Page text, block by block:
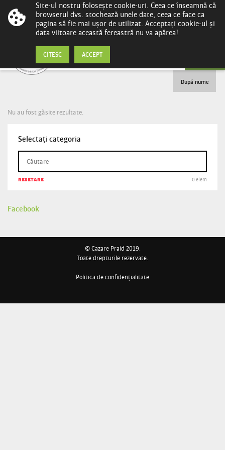
Închiriere de mașini
După nume
Nu au fost găsite rezultate.
Selectați categoria
RESETARE 0 elem
Facebook
© Cazare Praid 2019.
Toate drepturile rezervate.
Politica de confidențialitate
Site-ul nostru folosește cookie-uri. Ceea ce înseamnă că
browserul dvs. stochează unele date, ceea ce face ca
pagina să fie mai ușor de utilizat. Acceptați cookie-ul și
data viitoare această fereastră nu va apărea!
CITESC ACCEPT